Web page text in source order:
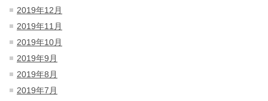
2019年12月
2019年11月
2019年10月
2019年9月
2019年8月
2019年7月